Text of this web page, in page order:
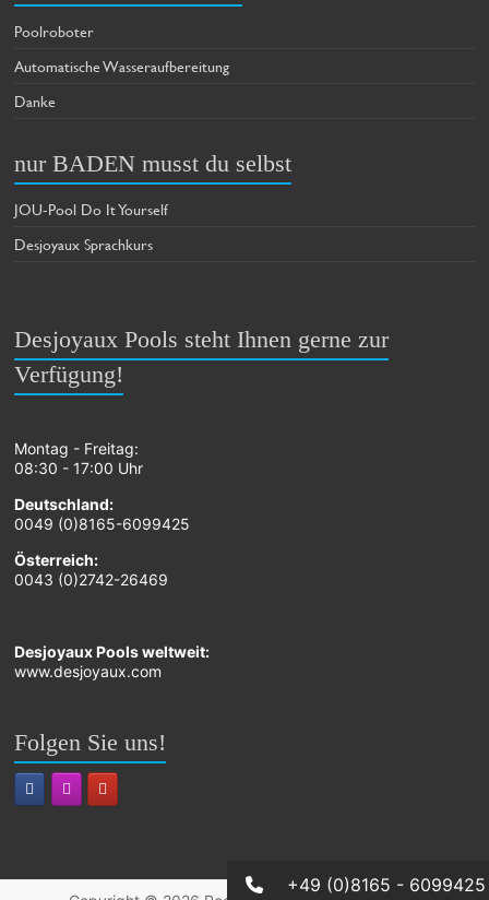
Poolroboter
Automatische Wasseraufbereitung
Danke
nur BADEN musst du selbst
JOU-Pool Do It Yourself
Desjoyaux Sprachkurs
Desjoyaux Pools steht Ihnen gerne zur
Verfügung!
Montag - Freitag:
08:30 - 17:00 Uhr
Deutschland:
0049 (0)8165-6099425
Österreich:
0043 (0)2742-26469
Desjoyaux Pools weltweit:
www.desjoyaux.com
Folgen Sie uns!
+49 (0)8165 - 6099425